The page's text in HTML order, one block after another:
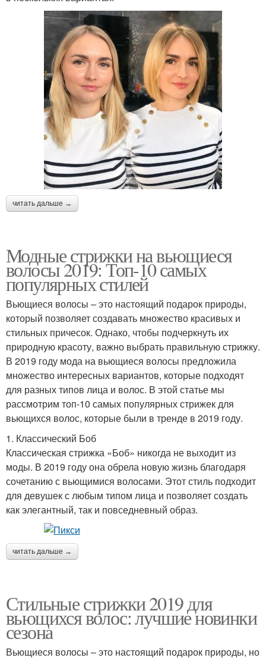
читать дальше →
Модные стрижки на вьющиеся
волосы 2019: Топ-10 самых
популярных стилей
Вьющиеся волосы – это настоящий подарок природы,
который позволяет создавать множество красивых и
стильных причесок. Однако, чтобы подчеркнуть их
природную красоту, важно выбрать правильную стрижку.
В 2019 году мода на вьющиеся волосы предложила
множество интересных вариантов, которые подходят
для разных типов лица и волос. В этой статье мы
рассмотрим топ-10 самых популярных стрижек для
вьющихся волос, которые были в тренде в 2019 году.
1. Классический Боб
Классическая стрижка «Боб» никогда не выходит из
моды. В 2019 году она обрела новую жизнь благодаря
сочетанию с вьющимися волосами. Этот стиль подходит
для девушек с любым типом лица и позволяет создать
как элегантный, так и повседневный образ.
читать дальше →
Стильные стрижки 2019 для
вьющихся волос: лучшие новинки
сезона
Вьющиеся волосы – это настоящий подарок природы, но